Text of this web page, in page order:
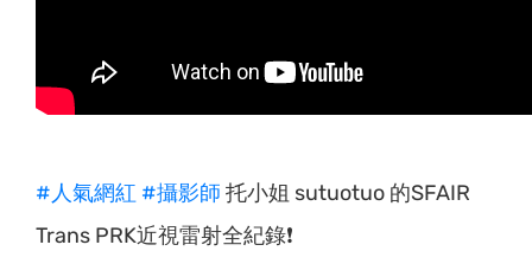
#人氣網紅 #攝影師 托小姐 sutuotuo 的SFAIR
Trans PRK近視雷射全紀錄❗️